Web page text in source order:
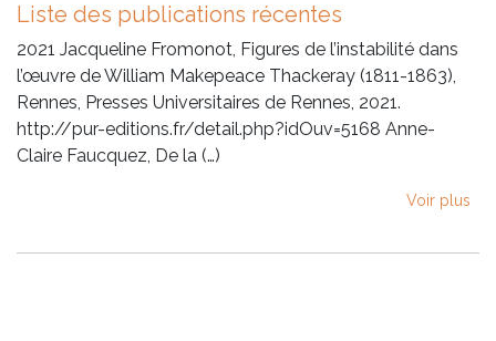
Liste des publications récentes
2021 Jacqueline Fromonot, Figures de l’instabilité dans
l’œuvre de William Makepeace Thackeray (1811-1863),
Rennes, Presses Universitaires de Rennes, 2021.
http://pur-editions.fr/detail.php?idOuv=5168 Anne-
Claire Faucquez, De la (…)
Voir plus